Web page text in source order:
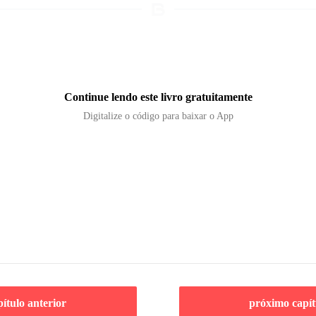
Continue lendo este livro gratuitamente
Digitalize o código para baixar o App
anterior próximo